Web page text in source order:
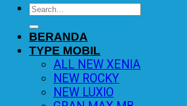
Search
for:
BERANDA
TYPE MOBIL
ALL NEW XENIA
NEW ROCKY
NEW LUXIO